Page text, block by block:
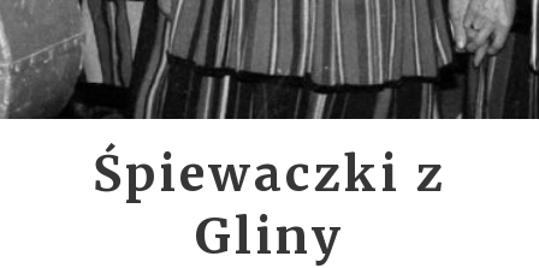
Śpiewaczki z
Gliny